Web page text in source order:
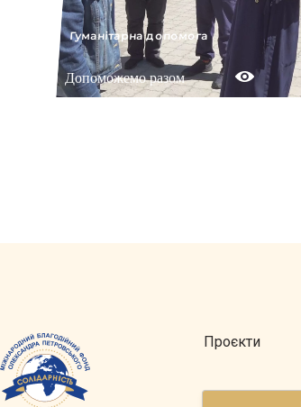
Гуманітарна допомога
Допоможемо разом
Проєкти